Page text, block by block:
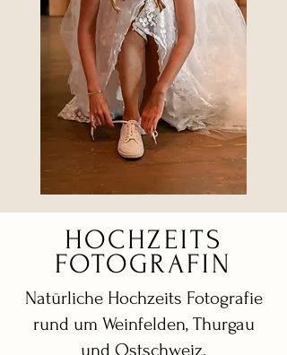
HOCHZEITS
FOTOGRAFIN
Natürliche Hochzeits Fotografie
rund um Weinfelden, Thurgau
und Ostschweiz.